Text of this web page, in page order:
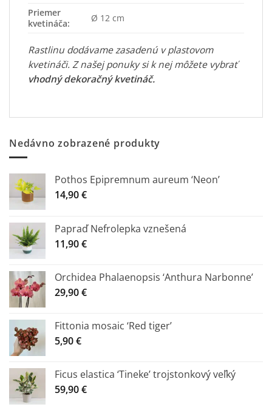
Priemer
kvetináča:
Ø 12 cm
Rastlinu dodávame zasadenú v plastovom
kvetináči. Z našej ponuky si k nej môžete vybrať
vhodný dekoračný kvetináč.
Nedávno zobrazené produkty
Pothos Epipremnum aureum ‘Neon’
14,90€
Papraď Nefrolepka vznešená
11,90€
Orchidea Phalaenopsis ‘Anthura Narbonne’
29,90€
Fittonia mosaic ‘Red tiger’
5,90€
Ficus elastica ‘Tineke’ trojstonkový veľký
59,90€